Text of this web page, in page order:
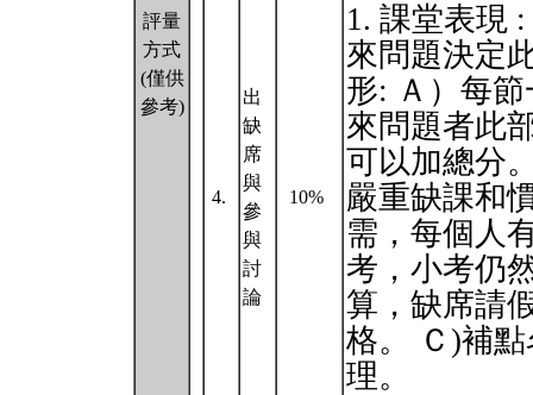
評量
方式
(僅供
參考)
4.
出
缺
席
與
參
與
討
論
10%
1. 課堂表
來問題決定
形: Ａ）每
來問題者此
可以加總分
嚴重缺課和
需，每個人
考，小考仍
算，缺席請
格。 Ｃ)補
理。